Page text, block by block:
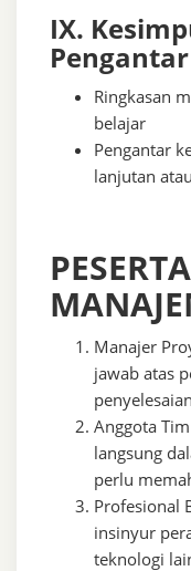
IX.
Ringkasan
belajar
Pengantar
lanjutan
Manajer
jawab atas
Anggota
langsung
perlu
Profesional
insinyur
teknologi